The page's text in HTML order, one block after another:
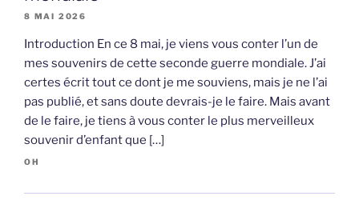
8 MAI 2026
Introduction En ce 8 mai, je viens vous conter l’un de
mes souvenirs de cette seconde guerre mondiale. J’ai
certes écrit tout ce dont je me souviens, mais je ne l’ai
pas publié, et sans doute devrais-je le faire. Mais avant
de le faire, je tiens à vous conter le plus merveilleux
souvenir d’enfant que […]
OH